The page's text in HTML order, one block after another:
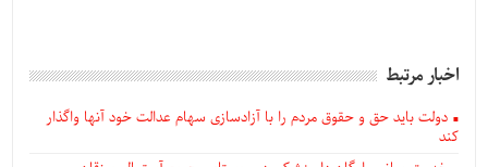
اخبار مرتبط
دولت باید حق و حقوق مردم را با آزادسازی سهام عدالت خود آنها واگذار
کند